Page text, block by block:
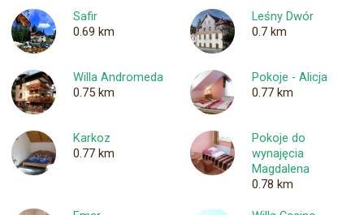
Safir
0.69 km
Leśny Dwór
0.7 km
Willa Andromeda
0.75 km
Pokoje - Alicja
0.77 km
Karkoz
0.77 km
Pokoje do
wynajęcia
Magdalena
0.78 km